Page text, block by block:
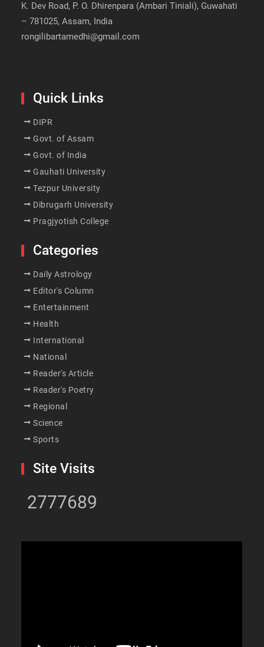
K. Dev Road, P. O. Dhirenpara (Ambari Tiniali), Guwahati
– 781025, Assam, India
rongilibartamedhi@gmail.com
Quick Links
DIPR
Govt. of Assam
Govt. of India
Gauhati University
Tezpur University
Dibrugarh University
Pragjyotish College
Categories
Daily Astrology
Editor's Column
Entertainment
Health
International
National
Reader's Article
Reader's Poetry
Regional
Science
Sports
Site Visits
2777689